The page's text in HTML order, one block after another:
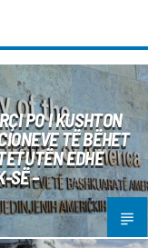
PO I KUSHTON
TË BËHET
EDHE
SË –